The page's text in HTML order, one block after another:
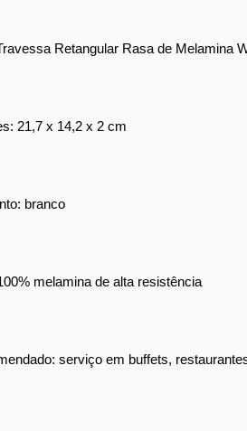
Retangular Rasa de Melamina
21,7 x 14,2 x 2 cm
branco
melamina de alta resistência
serviço em buffets,